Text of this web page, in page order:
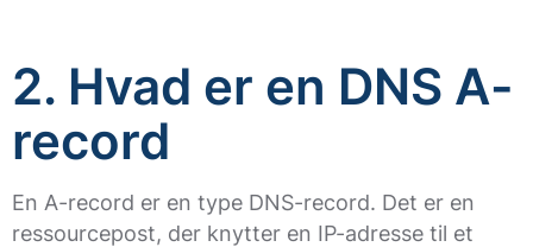
2. Hvad er en DNS A-
record
En A-record er en type DNS-record. Det er en
ressourcepost, der knytter en IP-adresse til et